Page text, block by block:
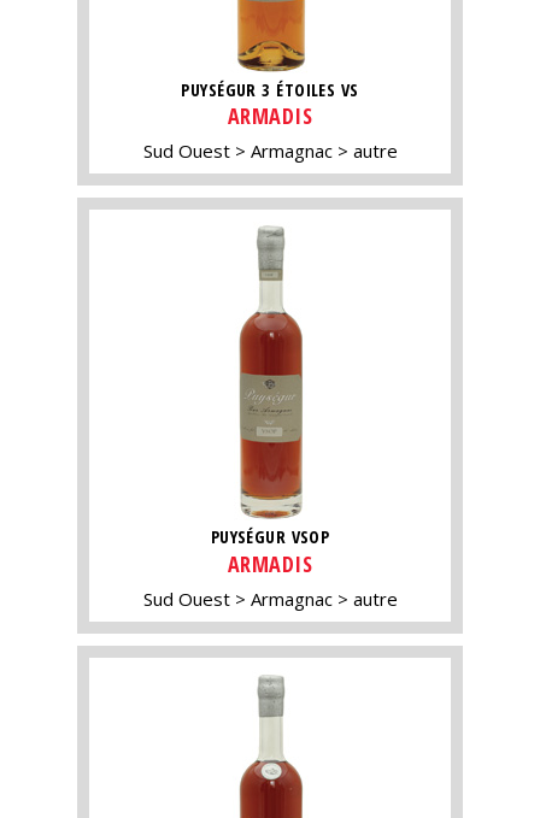
PUYSÉGUR 3 ÉTOILES VS
ARMADIS
Sud Ouest Armagnac autre
PUYSÉGUR VSOP
ARMADIS
Sud Ouest Armagnac autre